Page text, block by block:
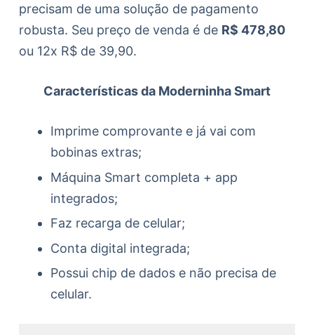
precisam de uma solução de pagamento
robusta. Seu preço de venda é de R$ 478,80
ou 12x R$ de 39,90.
Características da Moderninha Smart
Imprime comprovante e já vai com
bobinas extras;
Máquina Smart completa + app
integrados;
Faz recarga de celular;
Conta digital integrada;
Possui chip de dados e não precisa de
celular.